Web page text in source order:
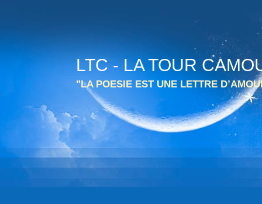
LTC - LA TOUR
"LA POESIE EST UNE LETTRE